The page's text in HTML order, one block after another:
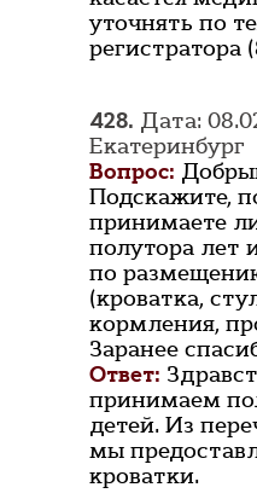
уточнять по
регистратора
428. Дата:
Екатеринбург
Вопрос:
Подскажите,
принимаете
полутора лет
по
(кроватка,
кормления,
Заранее
Ответ:
принимаем
детей. Из
мы
кроватки.